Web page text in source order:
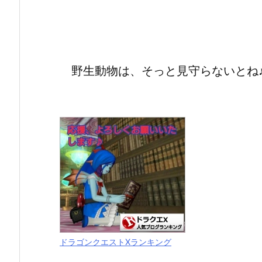
野生動物は、そっと見守らないとね
ドラゴンクエストXランキング